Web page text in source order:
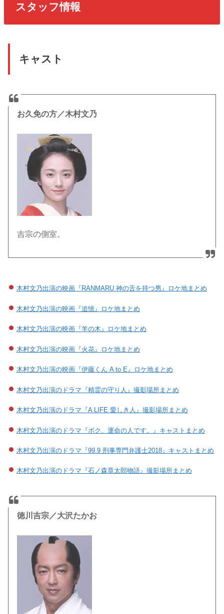
スタッフ情報
キャスト
お久免の方／木村文乃
吉宗の側室。
木村文乃出演の映画『RANMARU 神の舌を持つ男』ロケ地まとめ
木村文乃出演の映画『追憶』ロケ地まとめ
木村文乃出演の映画『羊の木』ロケ地まとめ
木村文乃出演の映画『火花』ロケ地まとめ
木村文乃出演の映画『伊藤くん A to E』ロケ地まとめ
木村文乃出演のドラマ『精霊の守り人』撮影場所まとめ
木村文乃出演のドラマ『A LIFE 愛しき人』撮影場所まとめ
木村文乃出演のドラマ『ボク、運命の人です。』キャストまとめ
木村文乃出演のドラマ『99.9 刑事専門弁護士2018』キャストまとめ
木村文乃出演のドラマ『石ノ森章太郎物語』撮影場所まとめ
徳川吉宗／大沢たかお